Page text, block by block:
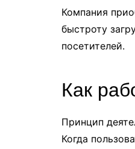
Компания
быстроту
посетителей.
Как
Принцип
Когда